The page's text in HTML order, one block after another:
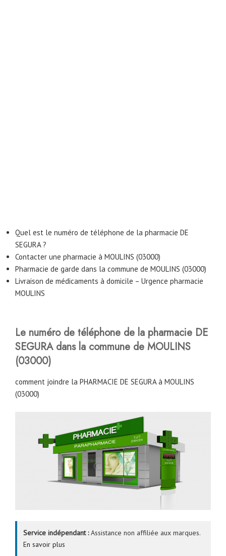
Quel est le numéro de téléphone de la pharmacie DE
SEGURA ?
Contacter une pharmacie à MOULINS (03000)
Pharmacie de garde dans la commune de MOULINS (03000)
Livraison de médicaments à domicile – Urgence pharmacie
MOULINS
Le numéro de téléphone de la pharmacie DE
SEGURA dans la commune de MOULINS
(03000)
comment joindre la PHARMACIE DE SEGURA à MOULINS
(03000)
Service indépendant :Assistance non affiliée aux marques.
En savoir plus